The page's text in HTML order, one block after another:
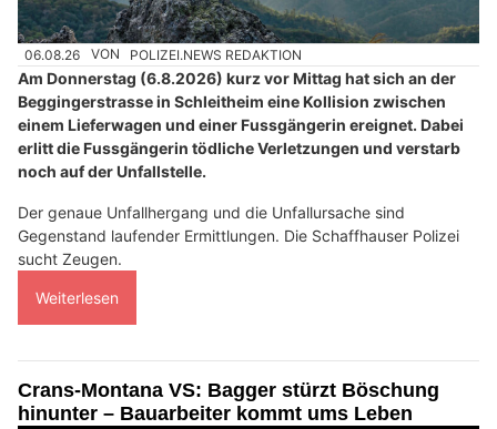
06.08.26 VON POLIZEI.NEWS REDAKTION
Am Donnerstag (6.8.2026) kurz vor Mittag hat sich an der
Beggingerstrasse in Schleitheim eine Kollision zwischen
einem Lieferwagen und einer Fussgängerin ereignet. Dabei
erlitt die Fussgängerin tödliche Verletzungen und verstarb
noch auf der Unfallstelle.
Der genaue Unfallhergang und die Unfallursache sind
Gegenstand laufender Ermittlungen. Die Schaffhauser Polizei
sucht Zeugen.
Weiterlesen
Crans-Montana VS: Bagger stürzt Böschung
hinunter – Bauarbeiter kommt ums Leben